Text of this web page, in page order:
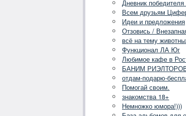
Дневник
Всем друзьям
Идеи и предложения
Отзовись /
всё на тему
Функционал ЛА Юг
Любимое кафе в
БАНИМ
отдам-подарю-
Помогай своим.
знакомства 18+
Немножко юмора!)))